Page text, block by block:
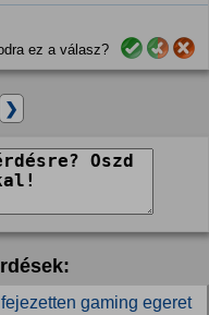
ez a válasz?
❯
gaming egeret